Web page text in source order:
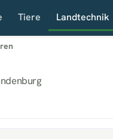
Tiere Landtechnik